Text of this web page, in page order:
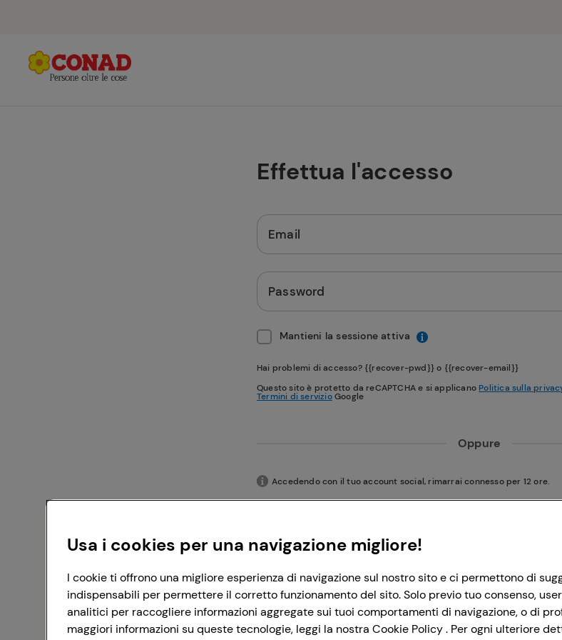
Effettua l'accesso
Email
Password
Mantieni la sessione attiva
Hai problemi di accesso? {{recover-pwd}} o {{recover-email}}
Questo sito è protetto da reCAPTCHA e si applicano Politica sulla
Termini di servizioGoogle
Oppure
Accedendo con il tuo account social, rimarrai connesso per 12 ore.
Accedi con Facebook
Usa i cookies per una navigazione migliore!
I cookie ti offrono una migliore esperienza di navigazione sul nostro sito e ci permettono di
indispensabili per permettere il corretto funzionamento del sito. Solo previo tuo consenso,
analitici per raccogliere informazioni aggregate sui tuoi comportamenti di navigazione, o di
maggiori informazioni su queste tecnologie, leggi la nostra Cookie Policy . Per ogni ulteriore